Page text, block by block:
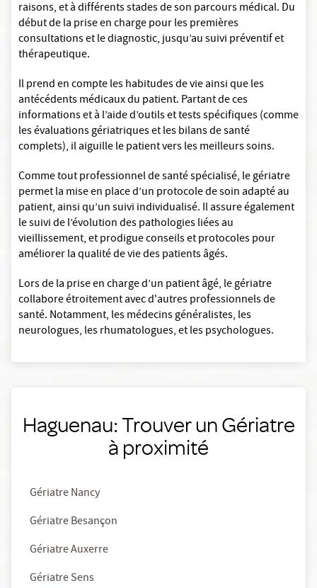
raisons, et à différents stades de son parcours médical. Du
début de la prise en charge pour les premières
consultations et le diagnostic, jusqu’au suivi préventif et
thérapeutique.
Il prend en compte les habitudes de vie ainsi que les
antécédents médicaux du patient. Partant de ces
informations et à l’aide d’outils et tests spécifiques (comme
les évaluations gériatriques et les bilans de santé
complets), il aiguille le patient vers les meilleurs soins.
Comme tout professionnel de santé spécialisé, le gériatre
permet la mise en place d’un protocole de soin adapté au
patient, ainsi qu’un suivi individualisé. Il assure également
le suivi de l’évolution des pathologies liées au
vieillissement, et prodigue conseils et protocoles pour
améliorer la qualité de vie des patients âgés.
Lors de la prise en charge d’un patient âgé, le gériatre
collabore étroitement avec d'autres professionnels de
santé. Notamment, les médecins généralistes, les
neurologues, les rhumatologues, et les psychologues.
Haguenau: Trouver un Gériatre
à proximité
Gériatre Nancy
Gériatre Besançon
Gériatre Auxerre
Gériatre Sens